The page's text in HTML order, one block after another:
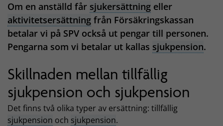
Om en anställd får sjukersättning eller
aktivitetsersättning från Försäkringskassan
betalar vi på SPV också ut pengar till personen.
Pengarna som vi betalar ut kallas sjukpension.
Skillnaden mellan tillfällig
sjukpension och sjukpension
Det finns två olika typer av ersättning: tillfällig
sjukpension och sjukpension.